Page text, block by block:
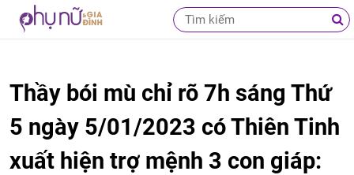
Thầy bói mù chỉ rõ 7h sáng Thứ
5 ngày 5/01/2023 có Thiên Tinh
xuất hiện trợ mệnh 3 con giáp: